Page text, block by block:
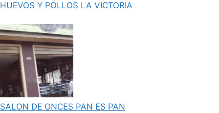
HUEVOS Y POLLOS LA VICTORIA
SALON DE ONCES PAN ES PAN